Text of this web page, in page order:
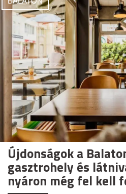
Újdonságok a
gasztrohely és
nyáron még fel kell